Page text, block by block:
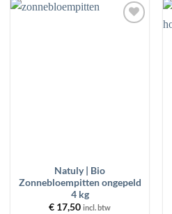
Natuly | Bio
Zonnebloempitten ongepeld
4 kg
€ 17,50 incl. btw